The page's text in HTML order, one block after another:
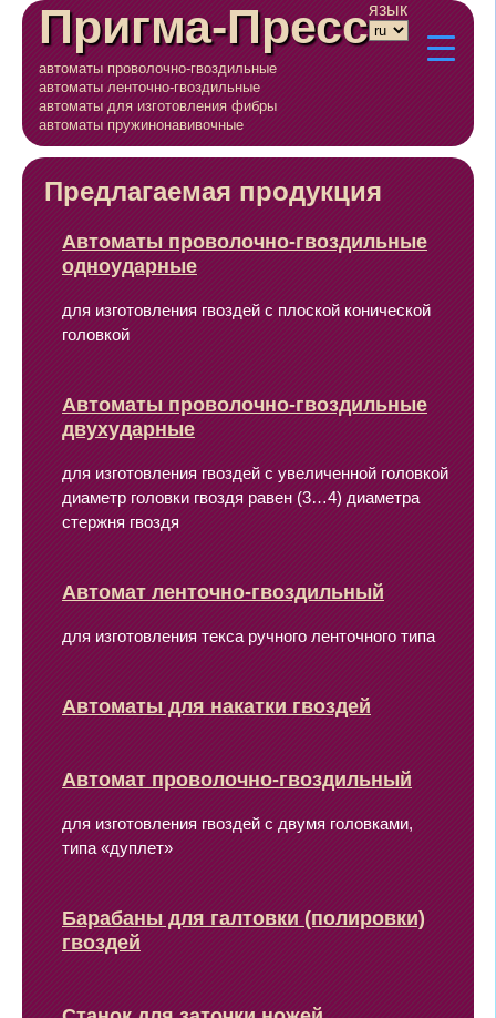
Пригма-Пресс
автоматы проволочно-гвоздильные
автоматы ленточно-гвоздильные
автоматы для изготовления фибры
автоматы пружинонавивочные
язык
Предлагаемая продукция
Автоматы проволочно-гвоздильные
одноударные
для изготовления гвоздей с плоской конической
головкой
Автоматы проволочно-гвоздильные
двухударные
для изготовления гвоздей с увеличенной головкой
диаметр головки гвоздя равен (3…4) диаметра
стержня гвоздя
Автомат ленточно-гвоздильный
для изготовления текса ручного ленточного типа
Автоматы для накатки гвоздей
Автомат проволочно-гвоздильный
для изготовления гвоздей с двумя головками,
типа «дуплет»
Барабаны для галтовки (полировки)
гвоздей